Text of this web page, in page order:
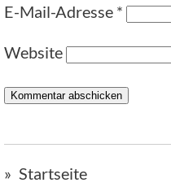
E-Mail-Adresse *
Website
Startseite